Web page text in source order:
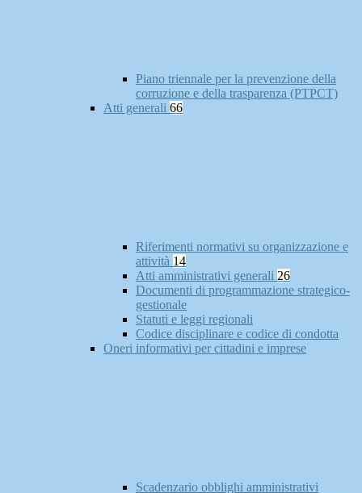
Piano triennale per la prevenzione della
corruzione e della trasparenza (PTPCT)
Atti generali 66
Riferimenti normativi su organizzazione e
attività 14
Atti amministrativi generali 26
Documenti di programmazione strategico-
gestionale
Statuti e leggi regionali
Codice disciplinare e codice di condotta
Oneri informativi per cittadini e imprese
Scadenzario obblighi amministrativi